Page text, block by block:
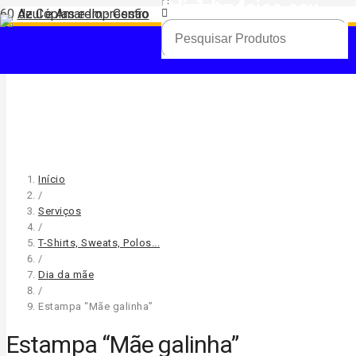
Produto
foi adicionado ao seu carrinho.
Início
/
Serviços
/
T-Shirts, Sweats, Polos...
/
Dia da mãe
/
Estampa “Mãe galinha”
Estampa “Mãe galinha”